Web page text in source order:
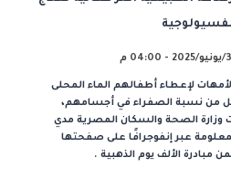
لإعطاء أطفالهم الماء المحلى
من نسبة الصفراء في أجسامهم،
الصحة والسكان المصرية مدي
عبر إنفوجرافًا على صفحتها
مبادرة الألف يوم الذهبية .